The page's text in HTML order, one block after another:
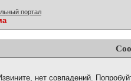
портал
нет совпадений.